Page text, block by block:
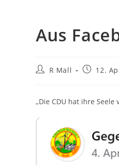
Aus
Beitrags-
R Mall
Beitrag
12.
„Die CDU hat ihre